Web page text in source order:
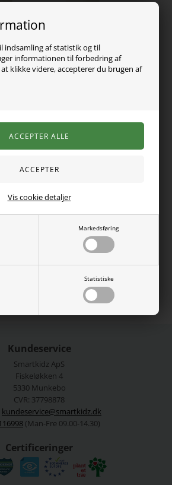
indsamling af statistik og til
informationen til forbedring af
klikke videre, accepterer du brugen af
Markedsføring
Statistiske
Vis cookie detaljer
udsolgt
fra Name It lavet i det skønne bløde
38% modal, 5% elastan.
Kundeservice
Smartkidz ApS
Fiskeløkken 4
5330 Munkebo
CVR: 37798878
kundeservice@smartkidz.dk
(Man-Fre 09.00-14.30)
Certificeringer